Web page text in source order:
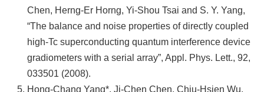
Chen, Herng-Er Horng, Yi-Shou Tsai and S. Y. Yang,
“The balance and noise properties of directly coupled
high-Tc superconducting quantum interference device
gradiometers with a serial array”, Appl. Phys. Lett., 92,
033501 (2008).
Hong-Chang Yang*, Ji-Chen Chen, Chiu-Hsien Wu,